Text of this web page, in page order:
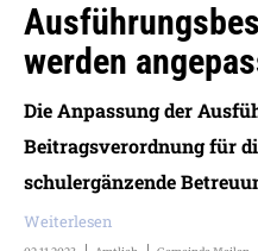
werden
Die Anpassung der
Beitragsverordnung für
schulergänzende
Weiterlesen